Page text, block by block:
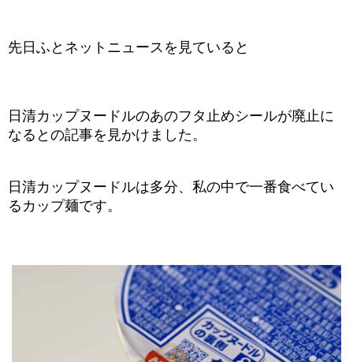
先日ふとネットニュースを見ていると
日清カップヌードルのあのフタ止めシールが廃止に
なるとの記事を見かけました。
日清カップヌードルは多分、私の中で一番食べてい
るカップ麺です。